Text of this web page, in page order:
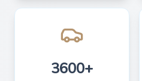
3600+